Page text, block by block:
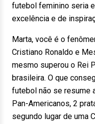
futebol feminino seria
excelência e de
Marta, você é o
Cristiano Ronaldo e
mesmo superou o Rei
brasileira. O que
futebol não se resume
Pan-Americanos, 2
segundo lugar de uma